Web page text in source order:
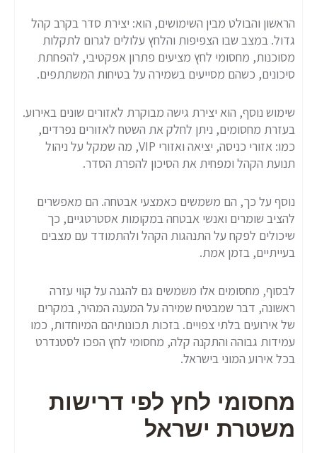
הראשון והבולט מבין השימושים, הוא: יצירת סדר בקרב קהל
גדול. במצב שבו הצפיפות והלחץ עלולים לגרום לתקלות
מסוכנות, מחסומי לחץ מציעים פתרון אפקטיבי, להפחתת
סיכונים, כשהם מסייעים בשמירה על בטיחות המשתתפים.
שימוש נוסף, הוא יצירת גישה מבוקרת לאזורים שונים באירוע.
בעזרת מחסומים, ניתן לחלק את השטח לאזורים נפרדים,
כמו: אזורי כניסה, יציאה ואזורי VIP, מה שמקל על ניהול
תנועת הקהל ומפחית את הסיכון להפרת הסדר.
נוסף על כך, הם משמשים כאמצעי אבטחה. הם מאפשרים
להציב שומרים ואנשי אבטחה במקומות אסטרטגיים, כך
שיכולים לפקח על התנהגות הקהל ולהתמודד עם מצבים
בעייתיים, בזמן אמת.
לבסוף, מחסומים אלו משמשים גם להגנה על קווי עזרה
ראשונה, דבר שמבטיח שמירה על המענה המהיר, במקרים
של אירועים בלתי צפויים. בזכות תכונותיהם המיוחדות, כמו
עמידות גבוהה והתקנה קלה, מחסומי לחץ הפכו לסטנדרט
בכל אירוע המוני בישראל.
מחסומי לחץ לפי דרישות
משטרת ישראל